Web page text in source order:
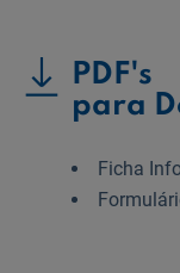
PDF's
para
Ficha